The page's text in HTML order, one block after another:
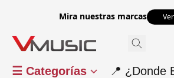
Mira nuestras marcas
☰ Categorías 📍 ¿Donde